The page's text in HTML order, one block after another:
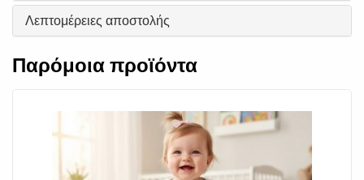
Λεπτομέρειες αποστολής
Παρόμοια προϊόντα